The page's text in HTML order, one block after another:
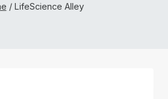
/ LifeScience Alley